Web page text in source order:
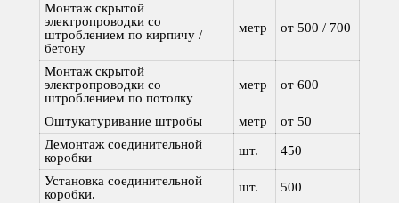
Монтаж скрытой
электропроводки со
штроблением по кирпичу /
бетону
метр от 500 / 700
Монтаж скрытой
электропроводки со
штроблением по потолку
метр от 600
Оштукатуривание штробы метр
от 50
Демонтаж соединительной
коробки
шт. 450
Установка соединительной
коробки.
шт. 500